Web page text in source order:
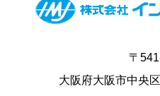
〒
大阪府大阪市中央